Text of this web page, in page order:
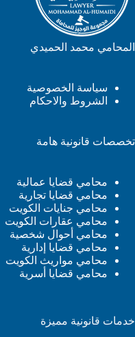
المحامي محمد الحميدي
سياسة الخصوصية
الشروط والاحكام
تخصصات قانونية هامة
محامي قضايا عمالية
محامي قضايا تجارية
محامي جنايات الكويت
محامي عقارات الكويت
محامي أحوال شخصية
محامي قضايا إدارية
محامي مواريث الكويت
محامي قضايا أسرية
خدمات قانونية مميزة